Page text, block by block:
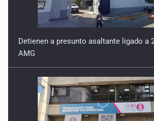
Detienen a presunto asaltante ligado a
AMG